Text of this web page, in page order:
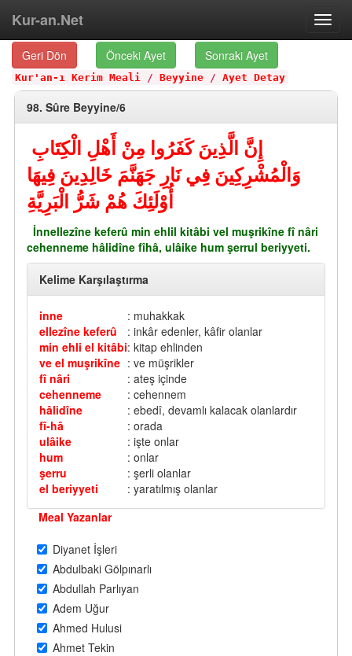
Kur-an.Net
Geri Dön Önceki Ayet Sonraki Ayet
Kur'an-ı Kerim Meali / Beyyine / Ayet Detay
98. Sûre Beyyine/6
إِنَّ الَّذِينَ كَفَرُوا مِنْ أَهْلِ الْكِتَابِ
وَالْمُشْرِكِينَ فِي نَارِ جَهَنَّمَ خَالِدِينَ فِيهَا
أُوْلَئِكَ هُمْ شَرُّ الْبَرِيَّةِ
İnnellezîne keferû min ehlil kitâbi vel muşrikîne fî nâri
cehenneme hâlidîne fîhâ, ulâike hum şerrul beriyyeti.
Kelime Karşılaştırma
inne
: muhakkak
ellezîne keferû
: inkâr edenler, kâfir olanlar
min ehli el kitâbi: kitap ehlinden
ve el muşrikîne : ve müşrikler
fî nâri
: ateş içinde
cehenneme
: cehennem
hâlidîne
: ebedî, devamlı kalacak olanlardır
fî-hâ
: orada
ulâike
: işte onlar
hum
: onlar
şerru
: şerli olanlar
el beriyyeti
: yaratılmış olanlar
Meal Yazanlar
Diyanet İşleri
Abdulbaki Gölpınarlı
Abdullah Parlıyan
Adem Uğur
Ahmed Hulusi
Ahmet Tekin